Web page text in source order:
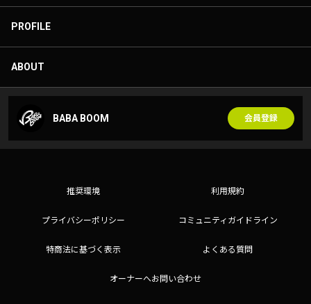
PROFILE
ABOUT
BABA BOOM 会員登録
推奨環境 利用規約
プライバシーポリシー コミュニティガイドライン
特商法に基づく表示 よくある質問
オーナーへお問い合わせ